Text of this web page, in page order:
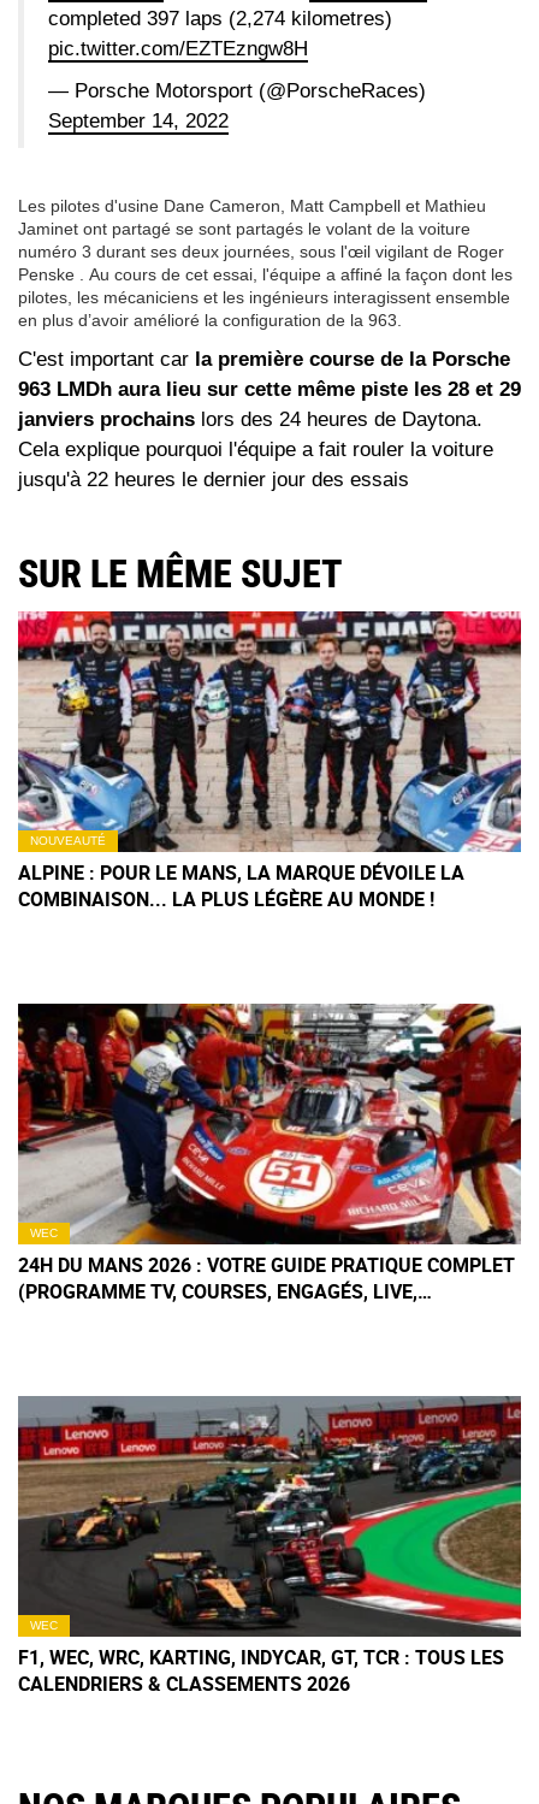
completed 397 laps (2,274 kilometres)
pic.twitter.com/EZTEzngw8H
— Porsche Motorsport (@PorscheRaces)
September 14, 2022
Les pilotes d'usine Dane Cameron, Matt Campbell et Mathieu
Jaminet ont partagé se sont partagés le volant de la voiture
numéro 3 durant ses deux journées, sous l'œil vigilant de Roger
Penske . Au cours de cet essai, l'équipe a affiné la façon dont les
pilotes, les mécaniciens et les ingénieurs interagissent ensemble
en plus d’avoir amélioré la configuration de la 963.
C'est important car la première course de la Porsche
963 LMDh aura lieu sur cette même piste les 28 et 29
janviers prochains lors des 24 heures de Daytona.
Cela explique pourquoi l'équipe a fait rouler la voiture
jusqu'à 22 heures le dernier jour des essais
SUR LE MÊME SUJET
NOUVEAUTÉ
ALPINE : POUR LE MANS, LA MARQUE DÉVOILE LA
COMBINAISON... LA PLUS LÉGÈRE AU MONDE !
WEC
24H DU MANS 2026 : VOTRE GUIDE PRATIQUE COMPLET
(PROGRAMME TV, COURSES, ENGAGÉS, LIVE,
WEC
F1, WEC, WRC, KARTING, INDYCAR, GT, TCR : TOUS LES
CALENDRIERS & CLASSEMENTS 2026